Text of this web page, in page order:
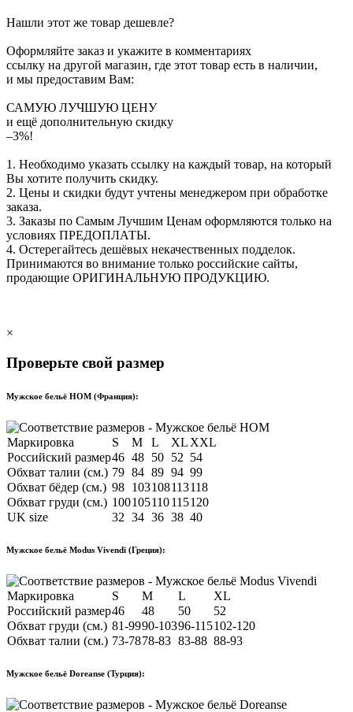
Нашли этот же товар дешевле?
Оформляйте заказ и укажите в комментариях
ссылку на другой магазин, где этот товар есть в наличии,
и мы предоставим Вам:
САМУЮ ЛУЧШУЮ ЦЕНУ
и ещё дополнительную скидку
–3%!
1. Необходимо указать ссылку на каждый товар, на который
Вы хотите получить скидку.
2. Цены и скидки будут учтены менеджером при обработке
заказа.
3. Заказы по Самым Лучшим Ценам оформляются только на
условиях ПРЕДОПЛАТЫ.
4. Остерегайтесь дешёвых некачественных подделок.
Принимаются во внимание только российские сайты,
продающие ОРИГИНАЛЬНУЮ ПРОДУКЦИЮ.
×
Проверьте свой размер
Мужское бельё HOM (Франция):
Маркировка S M L XL XXL
Российский размер46 48 50 52 54
Обхват талии (см.) 79 84 89 94 99
Обхват бёдер (см.) 98 103108113118
Обхват груди (см.) 100105110115120
UK size
32 34 36 38 40
Мужское бельё Modus Vivendi (Греция):
Маркировка S M L
XL
Российский размер46 48 50
52
Обхват груди (см.) 81-9990-10396-115102-120
Обхват талии (см.) 73-7878-83 83-88 88-93
Мужское бельё Doreanse (Турция):